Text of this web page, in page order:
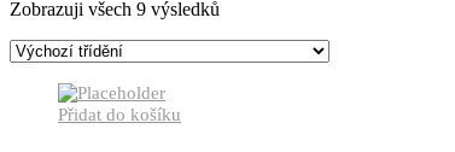
Zobrazuji všech 9 výsledků
Přidat do košíku